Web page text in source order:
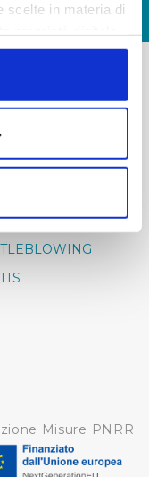
scelte in materia di
È possibile
in qualsiasi
o facendo clic
posizione
specifiche
i tuoi dati personali
per rendere
di base quali
alle aree
CON NOI
POLICY
Misure PNRR